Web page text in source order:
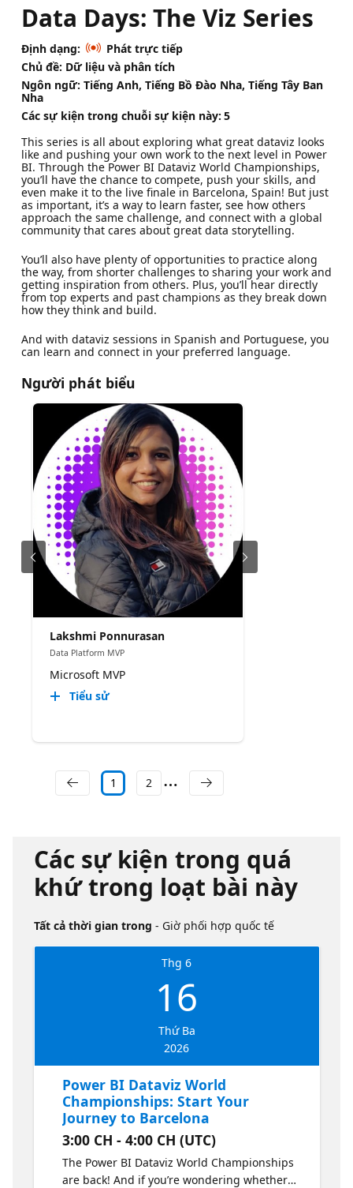
Data Days: The Viz Series
Định dạng:
Phát trực tiếp
Chủ đề: Dữ liệu và phân tích
Ngôn ngữ: Tiếng Anh, Tiếng Bồ Đào Nha, Tiếng Tây Ban
Nha
Các sự kiện trong chuỗi sự kiện này: 5
This series is all about exploring what great dataviz looks
like and pushing your own work to the next level in Power
BI. Through the Power BI Dataviz World Championships,
you’ll have the chance to compete, push your skills, and
even make it to the live finale in Barcelona, Spain! But just
as important, it’s a way to learn faster, see how others
approach the same challenge, and connect with a global
community that cares about great data storytelling.
You’ll also have plenty of opportunities to practice along
the way, from shorter challenges to sharing your work and
getting inspiration from others. Plus, you’ll hear directly
from top experts and past champions as they break down
how they think and build.
And with dataviz sessions in Spanish and Portuguese, you
can learn and connect in your preferred language.
Người phát biểu
Lakshmi Ponnurasan
Data Platform MVP
Microsoft MVP
Tiểu sử
1 2
Các sự kiện trong quá
khứ trong loạt bài này
Tất cả thời gian trong - Giờ phối hợp quốc tế
Thg 6
16
Thứ Ba
2026
Power BI Dataviz World
Championships: Start Your
Journey to Barcelona
3:00 CH - 4:00 CH (UTC)
The Power BI Dataviz World Championships
are back! And if you’re wondering whether